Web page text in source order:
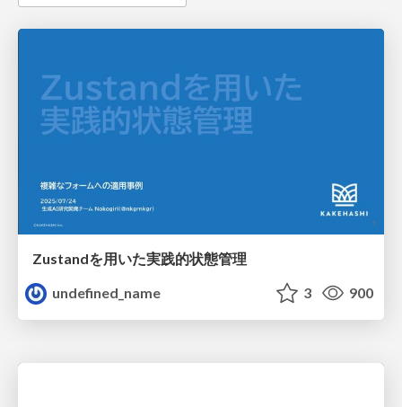
Zustandを用いた実践的状態管理
undefined_name
3 900